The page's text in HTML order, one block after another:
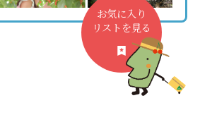
お気に入り
リストを見る